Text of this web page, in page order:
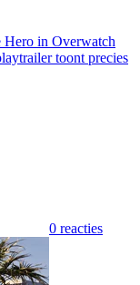
Hero in Overwatch
toont precies
0 reacties